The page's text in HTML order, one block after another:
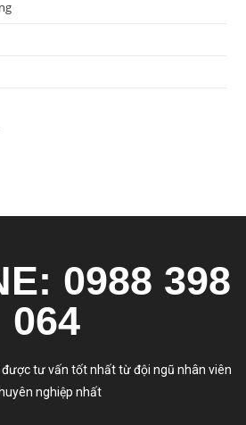
0988 398
064
được tư vấn tốt nhất từ đội ngũ nhân viên
nghiệp nhất